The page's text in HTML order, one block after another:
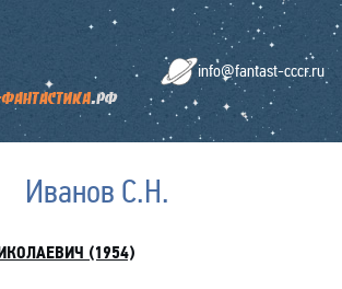
info@fantast-cccr.ru
Иванов С.Н.
(1954)